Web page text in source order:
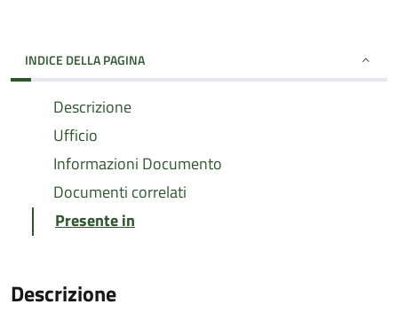
INDICE DELLA PAGINA
Descrizione
Ufficio
Informazioni Documento
Documenti correlati
Presente in
Descrizione